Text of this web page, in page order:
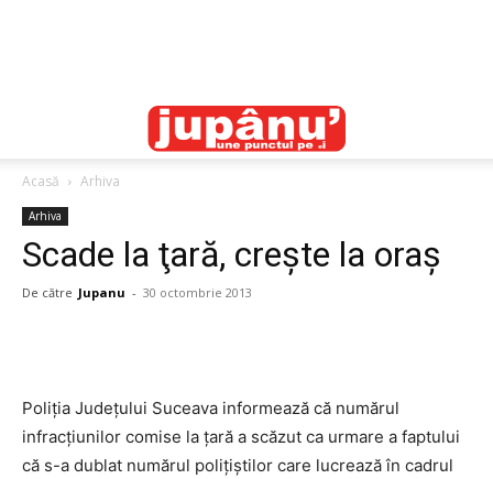
Acasă Arhiva
Arhiva
Scade la ţară, creşte la oraş
De către Jupanu - 30 octombrie 2013
Poliţia Judeţului Suceava informează că numărul
infracţiunilor comise la ţară a scăzut ca urmare a faptului
că s-a dublat numărul poliţiştilor care lucrează în cadrul